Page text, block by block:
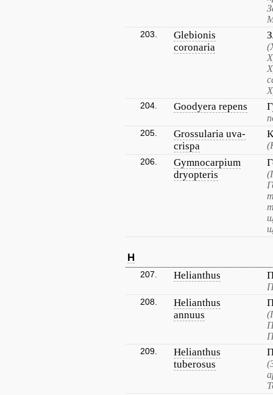
203.
Glebionis
coronaria
204. Goodyera repens
205.
Grossularia uva-
crispa
206.
Gymnocarpium
dryopteris
H
207. Helianthus
208.
Helianthus
annuus
209.
Helianthus
tuberosus